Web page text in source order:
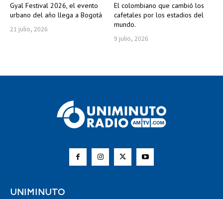
Gyal Festival 2026, el evento
urbano del año llega a Bogotá
21 julio, 2026
El colombiano que cambió los
cafetales por los estadios del
mundo.
9 julio, 2026
UNIMINUTO